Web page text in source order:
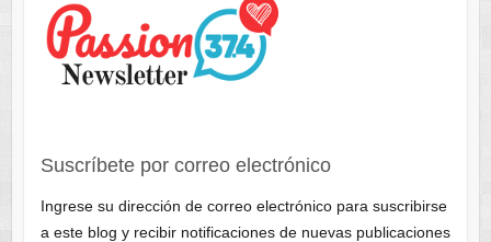
Suscríbete por correo electrónico
Ingrese su dirección de correo electrónico para suscribirse
a este blog y recibir notificaciones de nuevas publicaciones